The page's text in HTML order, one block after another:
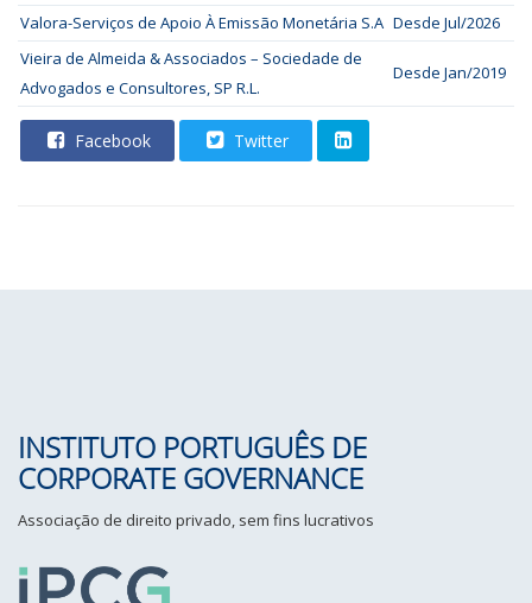
Valora-Serviços de Apoio À Emissão Monetária S.A Desde Jul/2026
Vieira de Almeida & Associados – Sociedade de
Advogados e Consultores, SP R.L.
Desde Jan/2019
Facebook Twitter
INSTITUTO PORTUGUÊS DE
CORPORATE GOVERNANCE
Associação de direito privado, sem fins lucrativos